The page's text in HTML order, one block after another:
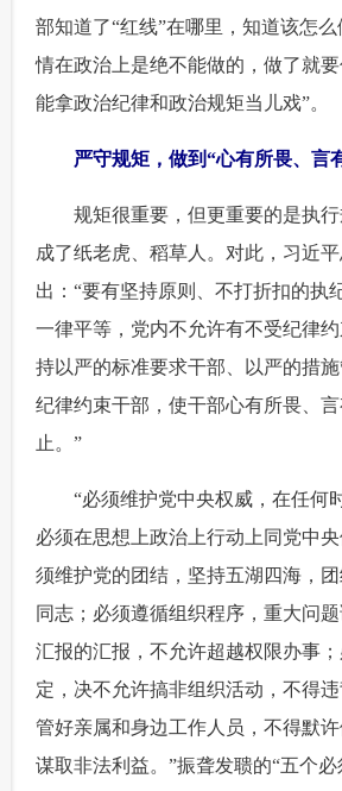
部知道了“红线”在哪里，知道该怎
情在政治上是绝不能做的，做了就
能拿政治纪律和政治规矩当儿戏”。
严守规矩，做到“心有所畏、言
规矩很重要，但更重要的是执行
成了纸老虎、稻草人。对此，习近
出：“要有坚持原则、不打折扣的执
一律平等，党内不允许有不受纪律
持以严的标准要求干部、以严的措
纪律约束干部，使干部心有所畏、
止。”
“必须维护党中央权威，在任何
必须在思想上政治上行动上同党中
须维护党的团结，坚持五湖四海，
同志；必须遵循组织程序，重大问
汇报的汇报，不允许超越权限办事
定，决不允许搞非组织活动，不得
管好亲属和身边工作人员，不得默
谋取非法利益。”振聋发聩的“五个